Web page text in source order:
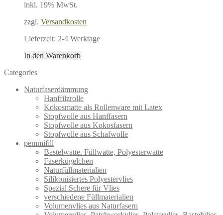
inkl. 19% MwSt.
zzgl. Versandkosten
Lieferzeit: 2-4 Werktage
In den Warenkorb
Categories
Naturfaserdämmung
Hanffilzrolle
Kokosmatte als Rollenware mit Latex
Stopfwolle aus Hanffasern
Stopfwolle aus Kokosfasern
Stopfwolle aus Schafwolle
pemmifill
Bastelwatte. Füllwatte, Polyesterwatte
Faserkügelchen
Naturfüllmaterialien
Silikonisiertes Polyestervlies
Spezial Schere für Vlies
verschiedene Füllmaterialien
Volumenvlies aus Naturfasern